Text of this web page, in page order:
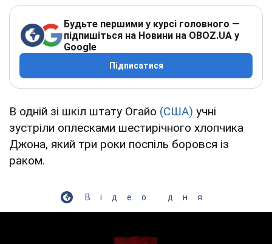
Будьте першими у курсі головного —
підпишіться на Новини на OBOZ.UA у
Google
Підписатися
В одній зі шкіл штату Огайо (США) учні
зустріли оплесками шестирічного хлопчика
Джона, який три роки поспіль боровся із
раком.
Відео дня